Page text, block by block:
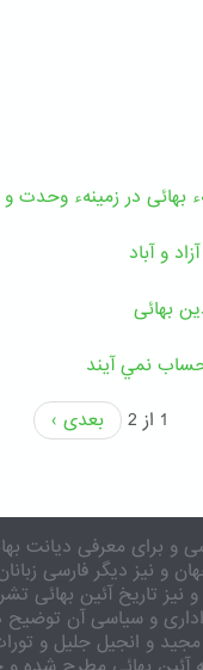
بهائی در زمینهء وحدت و
و آباد
بهائی
حساب نمي آيند
1 از 2
بعدی ›
و برای معرفی دیانت
و نیز دیگر فارسی
تاریخ آئین بهائی
و سیاسی آن توضیح
و انجیل جلیل و